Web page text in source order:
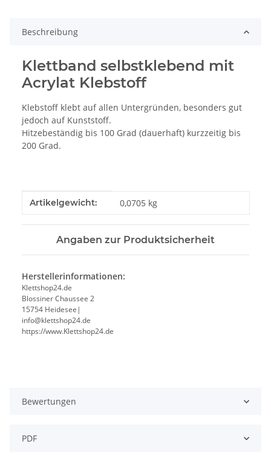
Beschreibung
Klettband selbstklebend mit
Acrylat Klebstoff
Klebstoff klebt auf allen Untergründen, besonders gut
jedoch auf Kunststoff.
Hitzebeständig bis 100 Grad (dauerhaft) kurzzeitig bis
200 Grad.
Produkteigenschaft
Wert
Artikelgewicht: 0,0705 kg
Angaben zur Produktsicherheit
Herstellerinformationen:
Klettshop24.de
Blossiner Chaussee 2
15754 Heidesee|
info@klettshop24.de
https://www.Klettshop24.de
Bewertungen
PDF